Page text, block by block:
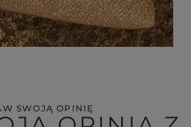
SWOJĄ OPINIĘ